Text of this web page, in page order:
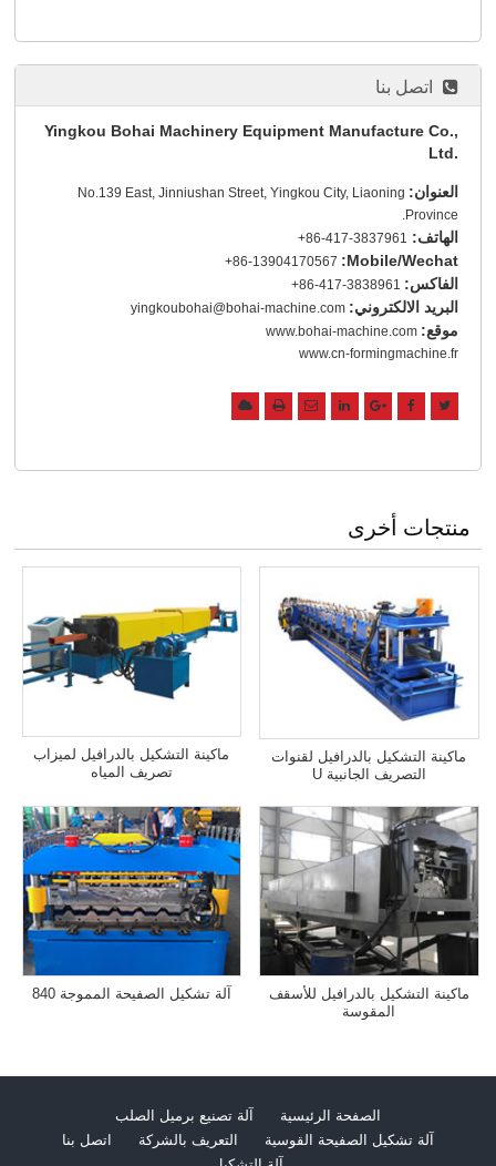
اتصل بنا
Yingkou Bohai Machinery Equipment Manufacture Co.,
Ltd.
العنوان: No.139 East, Jinniushan Street, Yingkou City, Liaoning
Province.
الهاتف: +86-417-3837961
Mobile/Wechat:
+86-13904170567
الفاكس: +86-417-3838961
البريد الالكتروني: yingkoubohai@bohai-machine.com
موقع: www.bohai-machine.com
www.cn-formingmachine.fr
منتجات أخرى
ماكينة التشكيل بالدرافيل لقنوات
التصريف الجانبية U
ماكينة التشكيل بالدرافيل لميزاب
تصريف المياه
ماكينة التشكيل بالدرافيل للأسقف
المقوسة
آلة تشكيل الصفيحة المموجة 840
الصفحة الرئيسية
آلة تصنيع برميل الصلب
آلة تشكيل الصفيحة القوسية
التعريف بالشركة
اتصل بنا